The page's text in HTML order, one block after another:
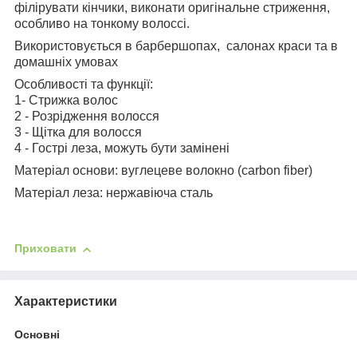
філірувати кінчики, виконати оригінальне стриження,
особливо на тонкому волоссі.
Використовується в барбершопах, салонах краси та в
домашніх умовах
Особливості та функції:
1- Стрижка волос
2 - Розрідження волосся
3 - Щітка для волосся
4 - Гострі леза, можуть бути замінені
Матеріал основи: вуглецеве волокно (carbon fiber)
Матеріал леза: нержавіюча сталь
Приховати
Характеристики
Основні